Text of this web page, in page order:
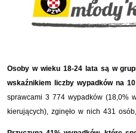
Osoby w wieku 18-24 lata są w
wskaźnikiem liczby wypadków na
sprawcami 3 774 wypadków (18,0%
kierujących), zginęło w nich 431